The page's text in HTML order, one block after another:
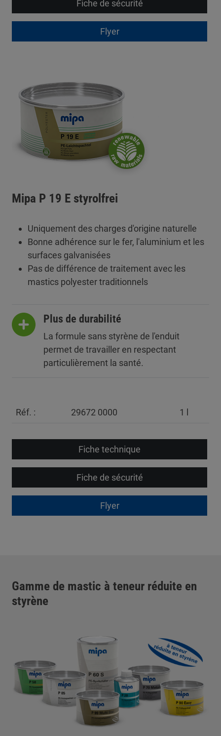
Fiche de sécurité
Flyer
Mipa P 19 E styrolfrei
Uniquement des charges d'origine naturelle
Bonne adhérence sur le fer, l'aluminium et les
surfaces galvanisées
Pas de différence de traitement avec les
mastics polyester traditionnels
Plus de durabilité
La formule sans styrène de l'enduit
permet de travailler en respectant
particulièrement la santé.
Réf. : 29672 0000 1 l
Fiche technique
Fiche de sécurité
Flyer
Gamme de mastic à teneur réduite en
styrène